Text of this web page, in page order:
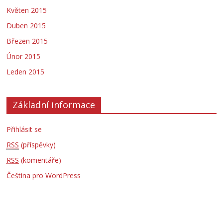
Květen 2015
Duben 2015
Březen 2015
Únor 2015
Leden 2015
Základní informace
Přihlásit se
RSS (příspěvky)
RSS (komentáře)
Čeština pro WordPress